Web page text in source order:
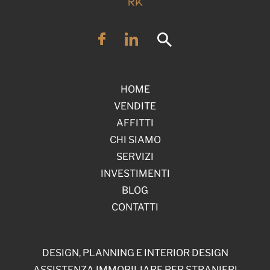
HOME
VENDITE
AFFITTI
CHI SIAMO
SERVIZI
INVESTIMENTI
BLOG
CONTATTI
DESIGN, PLANNING E INTERIOR DESIGN